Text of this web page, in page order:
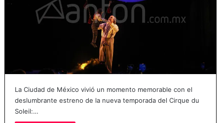
La Ciudad de México vivió un momento memorable con el
deslumbrante estreno de la nueva temporada del Cirque du
Soleil:…